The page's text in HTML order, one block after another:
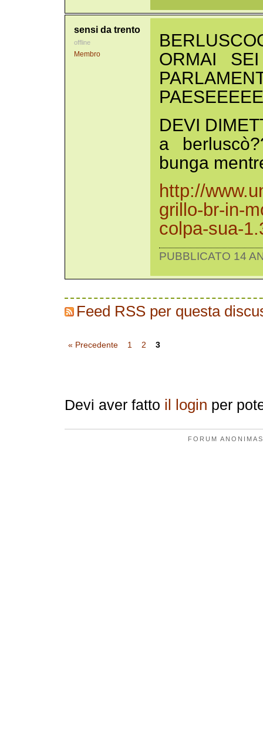
sensi da trento
offline
Membro
ORMAI
DEVI
a
bunga
http://
grillo-br-in-
colpa-sua-
PUBBLICATO 14
Feed RSS per questa
« Precedente 1 2 3
Devi aver fatto il login per
FORUM